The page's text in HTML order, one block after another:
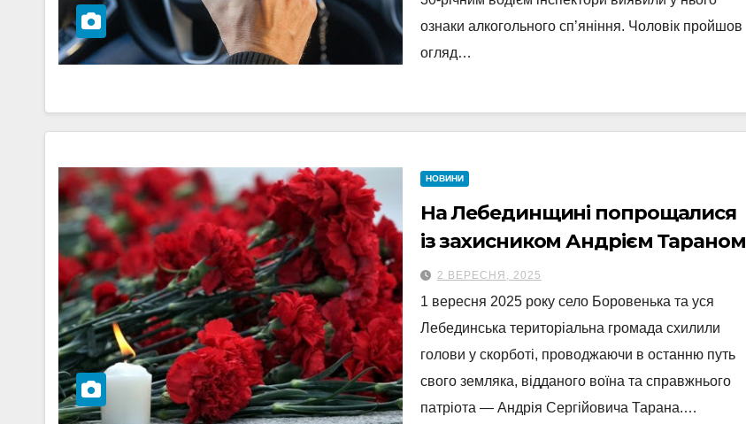
ознаки алкогольного сп’яніння. Чоловік пройшов
огляд…
НОВИНИ
На Лебединщині попрощалися
із захисником Андрієм Тараном
2 ВЕРЕСНЯ, 2025
1 вересня 2025 року село Боровенька та уся
Лебединська територіальна громада схилили
голови у скорботі, проводжаючи в останню путь
свого земляка, відданого воїна та справжнього
патріота — Андрія Сергійовича Тарана.…